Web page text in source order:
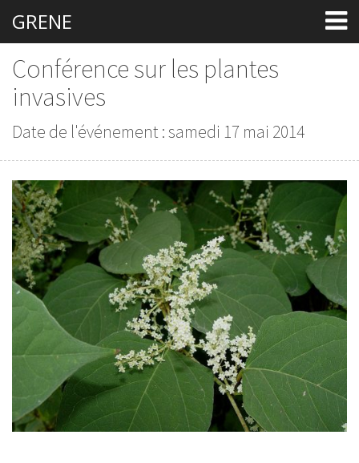
GRENE
Conférence sur les plantes
invasives
Date de l'événement : samedi 17 mai 2014